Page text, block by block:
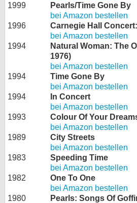
1999
Pearls/Time Gone By
bei Amazon bestellen
1996
Carnegie Hall
bei Amazon bestellen
1994
Natural Woman: The
1976)
bei Amazon bestellen
1994
Time Gone By
bei Amazon bestellen
1994
In Concert
bei Amazon bestellen
1993
Colour Of Your
bei Amazon bestellen
1989
City Streets
bei Amazon bestellen
1983
Speeding Time
bei Amazon bestellen
1982
One To One
bei Amazon bestellen
1980
Pearls: Songs Of